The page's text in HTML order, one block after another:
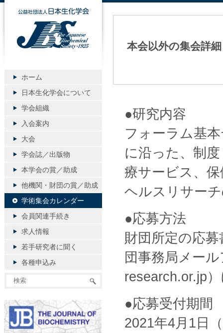
本会以外の集会詳細
●研究内容
フォーラム基
に沿った、制
療サービス、
ヘルスリサー
●応募方法
財団所定の応
団事務局メー
research.or.jp
●応募受付期間
2021年4月1日
公益社団法人日本生化学会
ホーム
日本生化学会について
学会組織
入会案内
大会
学会誌／出版物
本学会の賞／助成
他機関・財団の賞／助成
学術集会カレンダー
会員関連手続き
求人情報
若手研究者に聞く
各種申込み